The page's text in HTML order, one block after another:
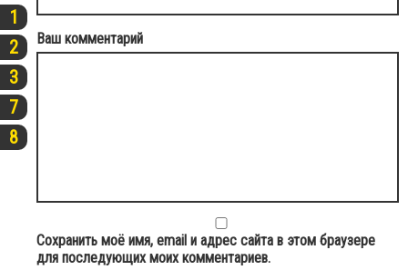
1
2
3
7
8
Ваш комментарий
Сохранить моё имя, email и адрес сайта в этом браузере
для последующих моих комментариев.